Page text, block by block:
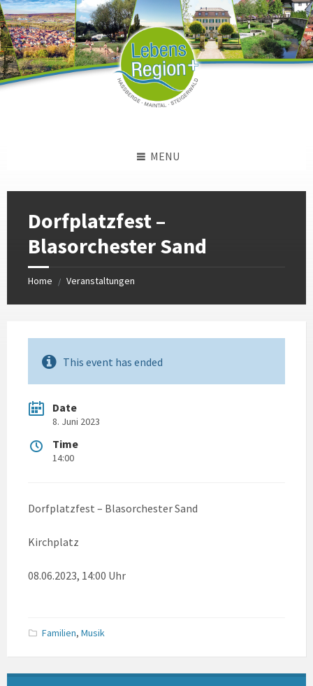
Skip
to
content
Skip
to
left
sidebar
Skip
to
footer
MENU
Dorfplatzfest –
Blasorchester Sand
Home / Veranstaltungen
This event has ended
Date
8. Juni 2023
Time
14:00
Dorfplatzfest – Blasorchester Sand
Kirchplatz
08.06.2023, 14:00 Uhr
Familien, Musik